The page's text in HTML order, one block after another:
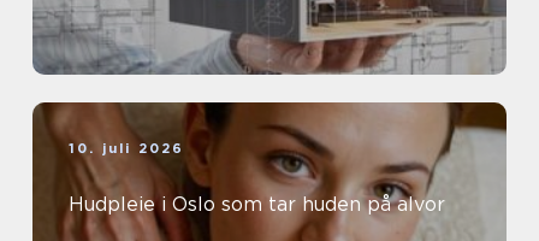
10. juli 2026
Hudpleie i Oslo som tar huden på alvor